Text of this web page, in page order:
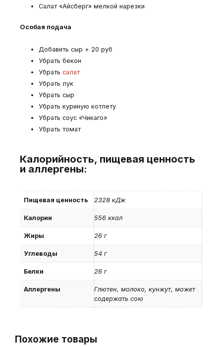
Салат «Айсберг» мелкой нарезки
Особая подача
Добавить сыр + 20 руб
Убрать бекон
Убратьсалат
Убрать лук
Убрать сыр
Убрать куриную котлету
Убрать соус «Чикаго»
Убрать томат
Калорийность, пищевая ценность
и аллергены:
Пищевая ценность 2328 кДж
Калории 556 ккал
Жиры 26 г
Углеводы 54 г
Белки 26 г
Аллергены
Глютен, молоко, кунжут, может
содержать сою
Похожие товары